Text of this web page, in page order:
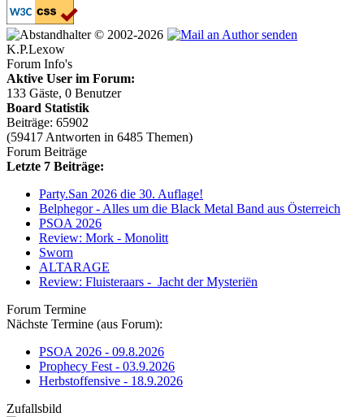
© 2002-2026
K.P.Lexow
Forum Info's
Aktive User im Forum:
133 Gäste, 0 Benutzer
Board Statistik
Beiträge: 65902
(59417 Antworten in 6485 Themen)
Forum Beiträge
Letzte 7 Beiträge:
Party.San 2026 die 30. Auflage!
Belphegor - Alles um die Black Metal Band aus Österreich
PSOA 2026
Review: Mork - Monolitt
Sworn
ALTARAGE
Review: Fluisteraars - Jacht der Mysteriën
Forum Termine
Nächste Termine (aus Forum):
PSOA 2026 - 09.8.2026
Prophecy Fest - 03.9.2026
Herbstoffensive - 18.9.2026
Zufallsbild